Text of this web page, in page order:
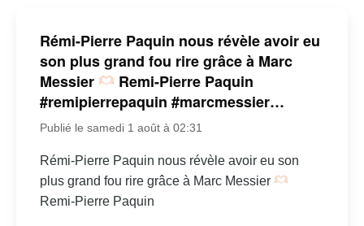
Rémi-Pierre Paquin nous révèle avoir eu
son plus grand fou rire grâce à Marc
Messier
Remi-Pierre Paquin
#remipierrepaquin #marcmessier…
Publié le samedi 1 août à 02:31
Rémi-Pierre Paquin nous révèle avoir eu son
plus grand fou rire grâce à Marc Messier
Remi-Pierre Paquin